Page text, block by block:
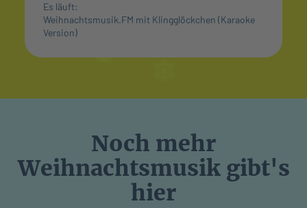
Es läuft:
Weihnachtsmusik.FM mit Klingglöckchen (Karaoke
Version)
Noch mehr
Weihnachtsmusik gibt's
hier